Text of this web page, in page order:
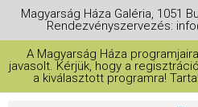
Magyarság Háza Galéria, 1051
Rendezvényszervezés:
A Magyarság Háza
javasolt. Kérjük, hogy a
a kiválasztott programra!